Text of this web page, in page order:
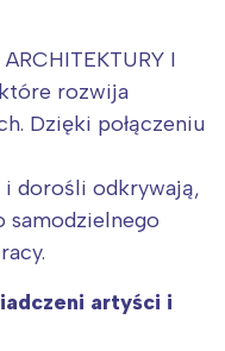
I
rozwija
Dzięki połączeniu
i dorośli odkrywają,
samodzielnego
artyści i